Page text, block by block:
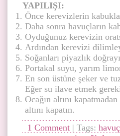
YAPILIŞI:
Önce kerevizlerin
Daha sonra havuçların
Oyduğunuz kerevizin
Ardından kerevizi
Soğanları piyazlık
Portakal suyu, yarım
En son üstüne şeker ve
Eğer su ilave etmek
Ocağın altını
altını kapatın.
1 Comment | Tags: havuç